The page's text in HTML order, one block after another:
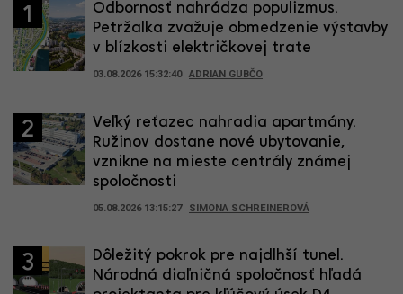
1
Odbornosť nahrádza populizmus.
Petržalka zvažuje obmedzenie výstavby
v blízkosti električkovej trate
03.08.2026 15:32:40 ADRIAN GUBČO
2
Veľký reťazec nahradia apartmány.
Ružinov dostane nové ubytovanie,
vznikne na mieste centrály známej
spoločnosti
05.08.2026 13:15:27 SIMONA SCHREINEROVÁ
3
Dôležitý pokrok pre najdlhší tunel.
Národná diaľničná spoločnosť hľadá